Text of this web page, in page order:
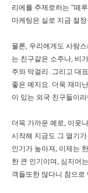
리에를 주제로하는 "떼
마케팅은 실로 지금 절
물론, 우리에게도 사랑
는 친구같은 소주나, 비
주와 막걸리 . 그리고 대
좋은 예지요. 더욱 재미
이 있는 외국 친구들이
더욱 가까운 예로, 이웃
시작해 지금도 그 열기
인기가 높아져, 이제는
한 큰 인기이며, 심지어
객들또한 많다니 참으